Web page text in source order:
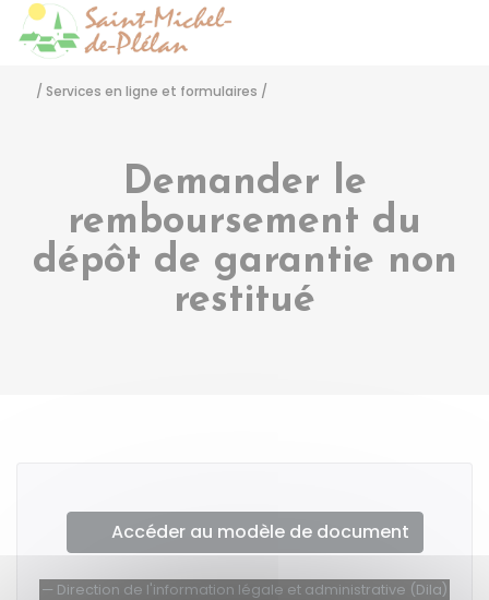
/ Services en ligne et formulaires /
Demander le
remboursement du
dépôt de garantie non
restitué
Accéder au modèle de document
Direction de l'information légale et administrative (Dila)